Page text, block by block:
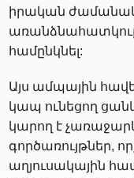
իրական
համընկնել:
Այս ամպային
կապ ունեցող
կարող է
գործառույթներ,
աղյուսակային